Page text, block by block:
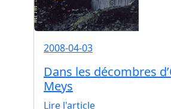
2008-04-03
Dans les décombres
Meys
Lire l'article